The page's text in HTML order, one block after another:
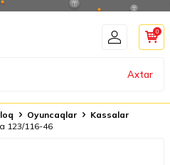
Axtar
0
Oyuncaqlar
Kassalar
123/116-46